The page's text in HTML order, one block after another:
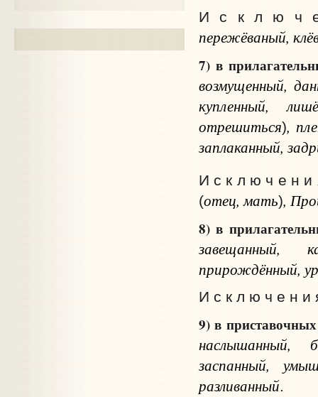
И с к л ю ч
пережёваный,
7) в
возмущенный,
купленный,
отрешиться),
заплаканный,
И с к л ю ч е н
(отец, мать),
8) в
завещанный,
прирождённый,
И с к л ю ч е н и
9) в
наслышанный,
заспанный,
разливанный.